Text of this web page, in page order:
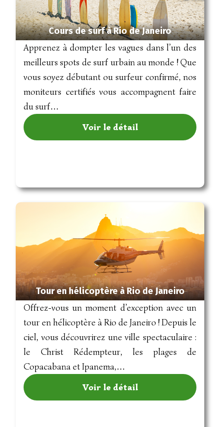
Cours de surf à Rio de Janeiro
Apprenez à dompter les vagues dans l’un des
meilleurs spots de surf urbain au monde ! Que
vous soyez débutant ou surfeur confirmé, nos
moniteurs certifiés vous accompagnent faire
du surf…
Voir le détail
Tour en hélicoptère à Rio de Janeiro
Offrez-vous un moment d’exception avec un
tour en hélicoptère à Rio de Janeiro ! Depuis le
ciel, vous découvrirez une ville spectaculaire :
le Christ Rédempteur, les plages de
Copacabana et Ipanema,…
Voir le détail